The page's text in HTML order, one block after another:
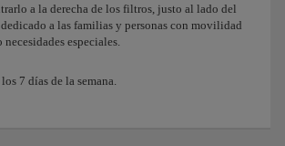
a la derecha de los filtros, justo al lado del
a las familias y personas con movilidad
especiales.
7 días de la semana.